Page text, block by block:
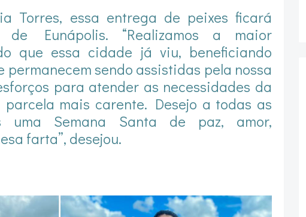
Torres, essa entrega de peixes ficará
Eunápolis. “Realizamos a maior
que essa cidade já viu, beneficiando
permanecem sendo assistidas pela nossa
para atender as necessidades da
parcela mais carente. Desejo a todas as
uma Semana Santa de paz, amor,
farta”, desejou.